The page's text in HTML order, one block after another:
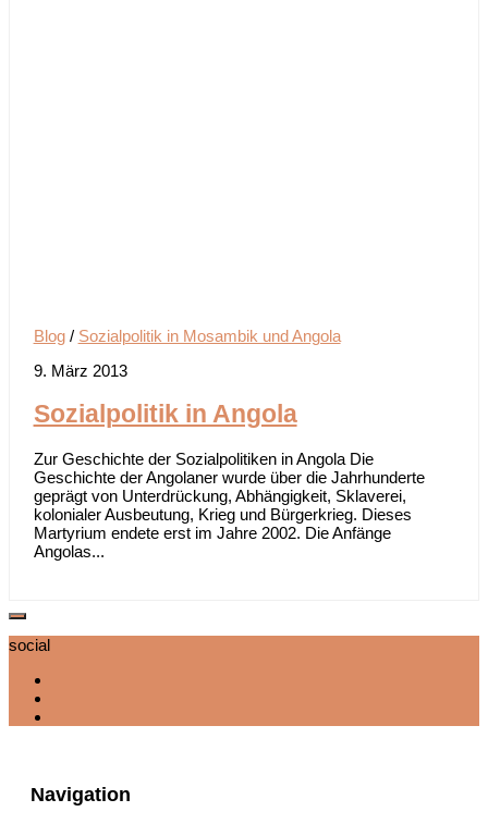
Blog/ Sozialpolitik in Mosambik und Angola
9. März 2013
Sozialpolitik in Angola
Zur Geschichte der Sozialpolitiken in Angola Die
Geschichte der Angolaner wurde über die Jahrhunderte
geprägt von Unterdrückung, Abhängigkeit, Sklaverei,
kolonialer Ausbeutung, Krieg und Bürgerkrieg. Dieses
Martyrium endete erst im Jahre 2002. Die Anfänge
Angolas...
social
Navigation